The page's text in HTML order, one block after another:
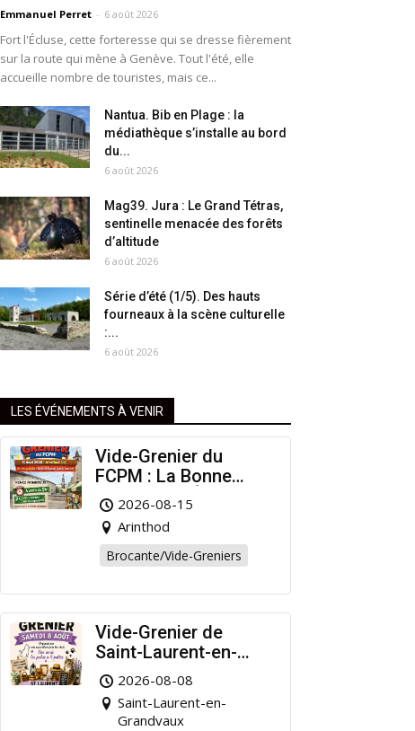
Emmanuel Perret - 6 août 2026
Fort l'Écluse, cette forteresse qui se dresse fièrement
sur la route qui mène à Genève. Tout l'été, elle
accueille nombre de touristes, mais ce...
Nantua. Bib en Plage : la
médiathèque s’installe au bord
du...
6 août 2026
Mag39. Jura : Le Grand Tétras,
sentinelle menacée des forêts
d’altitude
6 août 2026
Série d’été (1/5). Des hauts
fourneaux à la scène culturelle
:...
6 août 2026
LES ÉVÉNEMENTS À VENIR
Vide-Grenier du
FCPM : La Bonne
Affaire de l’Été à
Arinthod !
2026-08-15
Arinthod
Brocante/Vide-Greniers
Vide-Grenier de
Saint-Laurent-en-
Grandvaux : Venez
chiner pour la bonne
cause !
2026-08-08
Saint-Laurent-en-
Grandvaux